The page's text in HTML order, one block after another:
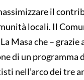
il
locali. Il
Masa che –
di un programma
nell’arco dei tre